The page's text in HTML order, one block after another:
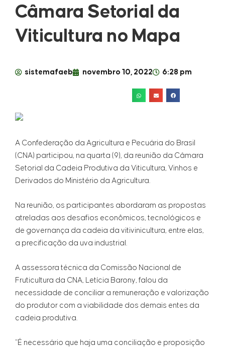
Câmara Setorial da
Viticultura no Mapa
sistemafaeb novembro 10, 2022 6:28 pm
A Confederação da Agricultura e Pecuária do Brasil
(CNA) participou, na quarta (9), da reunião da Câmara
Setorial da Cadeia Produtiva da Viticultura, Vinhos e
Derivados do Ministério da Agricultura.
Na reunião, os participantes abordaram as propostas
atreladas aos desafios econômicos, tecnológicos e
de governança da cadeia da vitivinicultura, entre elas,
a precificação da uva industrial.
A assessora técnica da Comissão Nacional de
Fruticultura da CNA, Letícia Barony, falou da
necessidade de conciliar a remuneração e valorização
do produtor com a viabilidade dos demais entes da
cadeia produtiva.
“É necessário que haja uma conciliação e proposição